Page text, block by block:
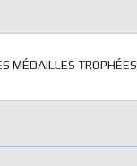
MÉDAILLES TROPHÉES